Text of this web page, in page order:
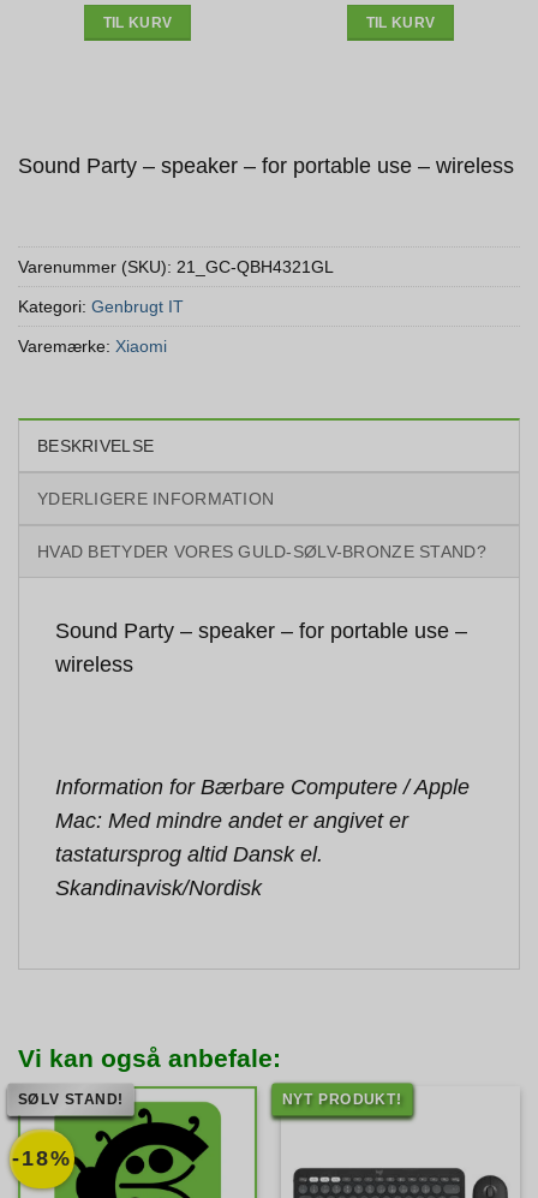
TIL KURV TIL KURV
Sound Party – speaker – for portable use – wireless
Varenummer (SKU): 21_GC-QBH4321GL
Kategori: Genbrugt IT
Varemærke: Xiaomi
BESKRIVELSE
YDERLIGERE INFORMATION
HVAD BETYDER VORES GULD-SØLV-BRONZE STAND?
Sound Party – speaker – for portable use –
wireless
Information for Bærbare Computere / Apple
Mac: Med mindre andet er angivet er
tastatursprog altid Dansk el.
Skandinavisk/Nordisk
Vi kan også anbefale:
-18%
SØLV STAND! NYT PRODUKT!